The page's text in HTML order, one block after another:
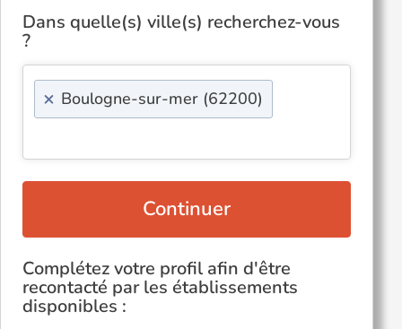
Dans quelle(s) ville(s) recherchez-vous
?
× Boulogne-sur-mer (62200)
Continuer
Complétez votre profil afin d'être
recontacté par les établissements
disponibles :